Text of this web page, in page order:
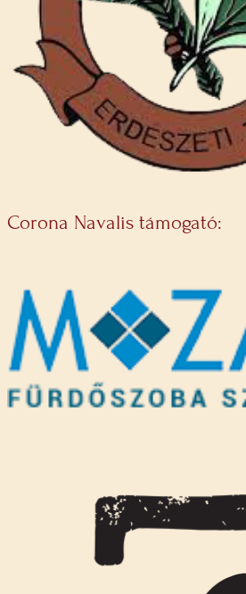
Corona Navalis támogató: